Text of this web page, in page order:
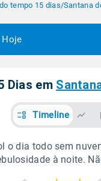
tempo 15 dias/Santana
Hoje
Dias em
Timeline
o dia todo sem
à noite.